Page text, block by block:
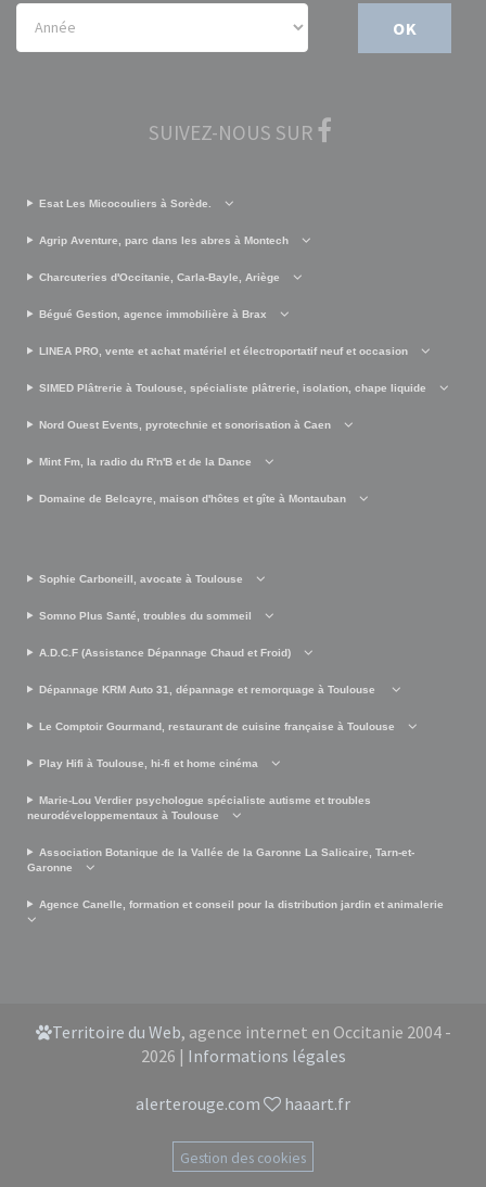
OK
SUIVEZ-NOUS SUR
Esat Les Micocouliers à Sorède.
Agrip Aventure, parc dans les abres à Montech
Charcuteries d'Occitanie, Carla-Bayle, Ariège
Bégué Gestion, agence immobilière à Brax
LINEA PRO, vente et achat matériel et électroportatif neuf et occasion
SIMED Plâtrerie à Toulouse, spécialiste plâtrerie, isolation, chape liquide
Nord Ouest Events, pyrotechnie et sonorisation à Caen
Mint Fm, la radio du R'n'B et de la Dance
Domaine de Belcayre, maison d'hôtes et gîte à Montauban
Sophie Carboneill, avocate à Toulouse
Somno Plus Santé, troubles du sommeil
A.D.C.F (Assistance Dépannage Chaud et Froid)
Dépannage KRM Auto 31, dépannage et remorquage à Toulouse
Le Comptoir Gourmand, restaurant de cuisine française à Toulouse
Play Hifi à Toulouse, hi-fi et home cinéma
Marie-Lou Verdier psychologue spécialiste autisme et troubles
neurodéveloppementaux à Toulouse
Association Botanique de la Vallée de la Garonne La Salicaire, Tarn-et-
Garonne
Agence Canelle, formation et conseil pour la distribution jardin et animalerie
Territoire du Web, agence internet en Occitanie 2004 -
2026 | Informations légales
alerterouge.com haaart.fr
Gestion des cookies